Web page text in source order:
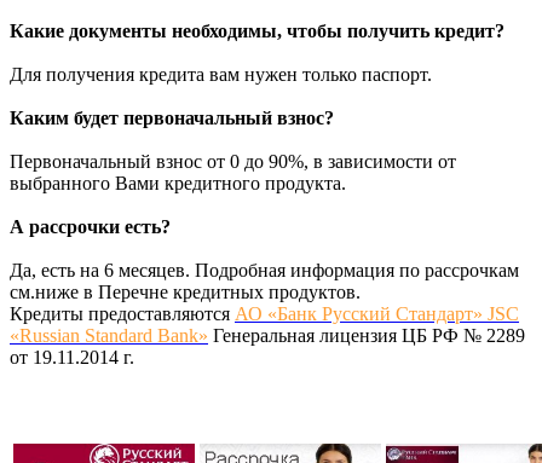
Какие документы необходимы, чтобы получить кредит?
Для получения кредита вам нужен только паспорт.
Каким будет первоначальный взнос?
Первоначальный взнос от 0 до 90%, в зависимости от
выбранного Вами кредитного продукта.
А рассрочки есть?
Да, есть на 6 месяцев. Подробная информация по рассрочкам
см.ниже в Перечне кредитных продуктов.
Кредиты предоставляются АО «Банк Русский Стандарт» JSC
«Russian Standard Bank» Генеральная лицензия ЦБ РФ № 2289
от 19.11.2014 г.